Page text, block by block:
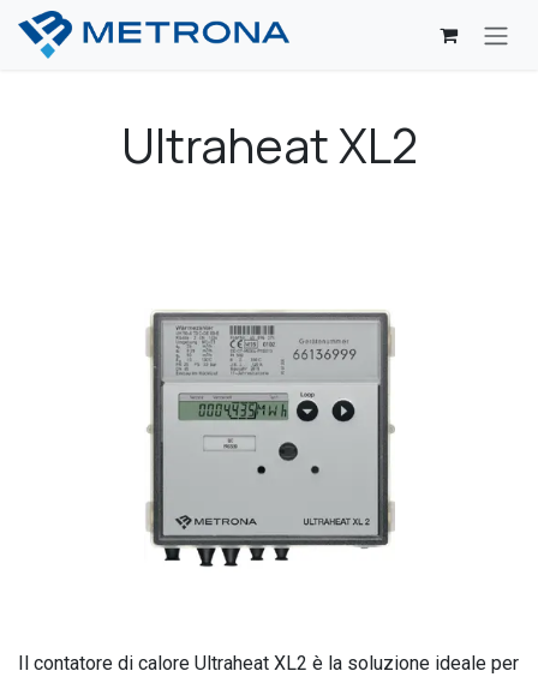
Passa al contenuto
Ultraheat XL2
Il contatore di calore Ultraheat XL2 è la soluzione ideale per